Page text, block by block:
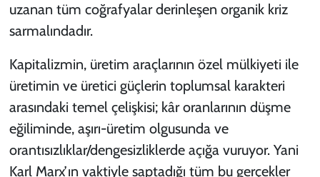
uzanan tüm coğrafyalar derinleşen organik kriz
sarmalındadır.
Kapitalizmin, üretim araçlarının özel mülkiyeti ile
üretimin ve üretici güçlerin toplumsal karakteri
arasındaki temel çelişkisi; kâr oranlarının düşme
eğiliminde, aşırı-üretim olgusunda ve
orantısızlıklar/dengesizliklerde açığa vuruyor. Yani
Karl Marx’ın vaktiyle saptadığı tüm bu gerçekler